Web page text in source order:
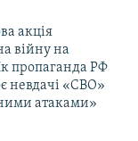
акція
війну на
пропаганда РФ
невдачі «СВО»
атаками»